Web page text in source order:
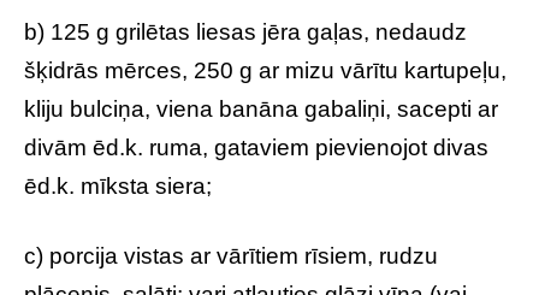
b) 125 g grilētas liesas jēra gaļas, nedaudz
šķidrās mērces, 250 g ar mizu vārītu kartupeļu,
kliju bulciņa, viena banāna gabaliņi, sacepti ar
divām ēd.k. ruma, gataviem pievienojot divas
ēd.k. mīksta siera;
c) porcija vistas ar vārītiem rīsiem, rudzu